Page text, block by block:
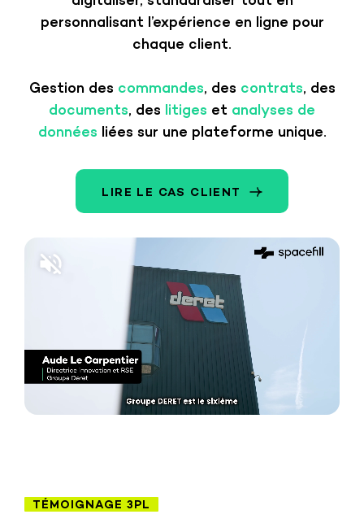
personnalisant l’expérience en ligne pour
chaque client.
Gestion des commandes, des contrats, des
documents, des litiges et analyses de
données liées sur une plateforme unique.
LIRE LE CAS CLIENT
TÉMOIGNAGE 3PL